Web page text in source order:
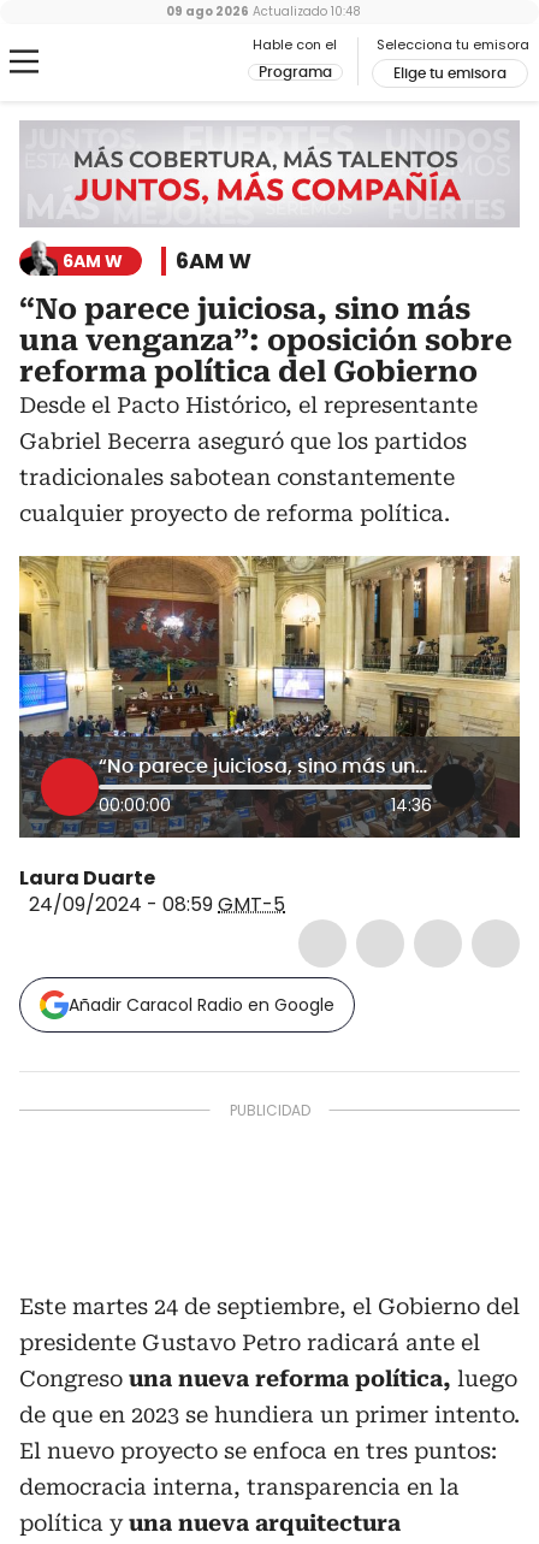
Hable con el
Programa
Selecciona tu emisora
Elige tu emisora
09 ago 2026 Actualizado 10:48
6AM W 6AM W
“No parece juiciosa, sino más
una venganza”: oposición sobre
reforma política del Gobierno
Desde el Pacto Histórico, el representante
Gabriel Becerra aseguró que los partidos
tradicionales sabotean constantemente
cualquier proyecto de reforma política.
“No parece juiciosa, sino más una venganza”: oposición sobre reforma política del Gobierno
00:00:00 14:36
Laura Duarte
24/09/2024 - 08:59GMT-5
Añadir Caracol Radio en Google
Este martes 24 de septiembre, el Gobierno del
presidente Gustavo Petro radicará ante el
Congreso una nueva reforma política, luego
de que en 2023 se hundiera un primer intento.
El nuevo proyecto se enfoca en tres puntos:
democracia interna, transparencia en la
política yuna nueva arquitectura